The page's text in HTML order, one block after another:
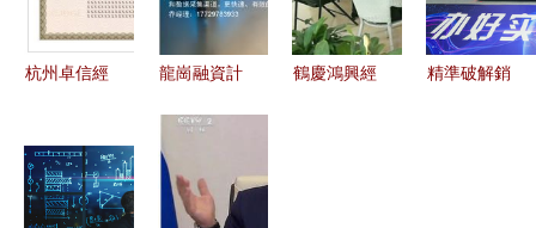
與實踐
杭州卓信經
義烏個體工
商戶注冊全
程指導
龍崗融資計
信息咨詢公
司融資方案
鶴慶鴻興經
精準破解銷